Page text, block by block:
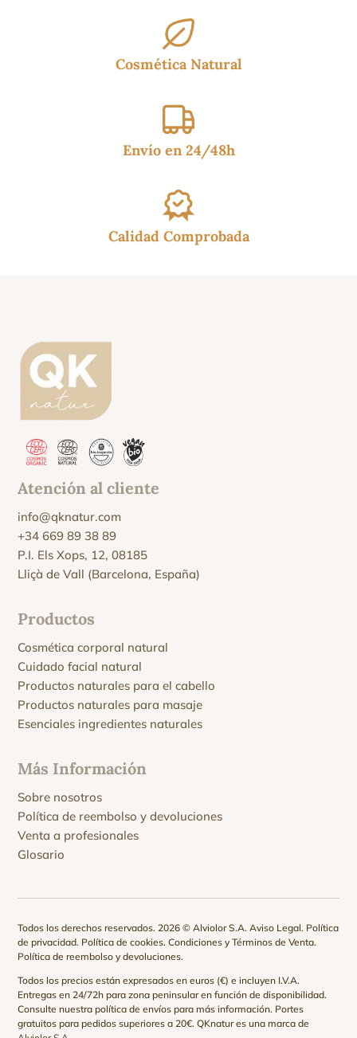
Cosmética Natural
Envío en 24/48h
Calidad Comprobada
Atención al cliente
info@qknatur.com
+34 669 89 38 89
P.I. Els Xops, 12, 08185
Lliçà de Vall (Barcelona, España)
Productos
Cosmética corporal natural
Cuidado facial natural
Productos naturales para el cabello
Productos naturales para masaje
Esenciales ingredientes naturales
Más Información
Sobre nosotros
Política de reembolso y devoluciones
Venta a profesionales
Glosario
Todos los derechos reservados. 2026 © Alviolor S.A.Aviso Legal. Política
de privacidad. Política de cookies.Condiciones y Términos de Venta.
Política de reembolso y devoluciones.
Todos los precios están expresados en euros (€) e incluyen I.V.A.
Entregas en 24/72h para zona peninsular en función de disponibilidad.
Consulte nuestrapolítica de envíos para más información. Portes
gratuitos para pedidos superiores a 20€. QKnatur es una marca de